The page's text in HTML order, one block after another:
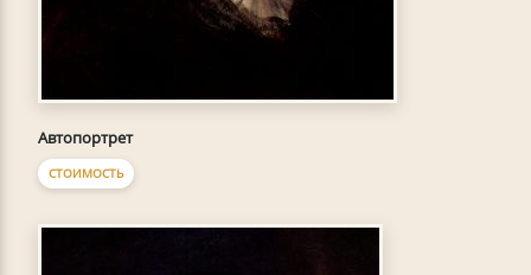
Автопортрет
СТОИМОСТЬ